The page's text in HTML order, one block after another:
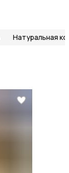
Натуральная